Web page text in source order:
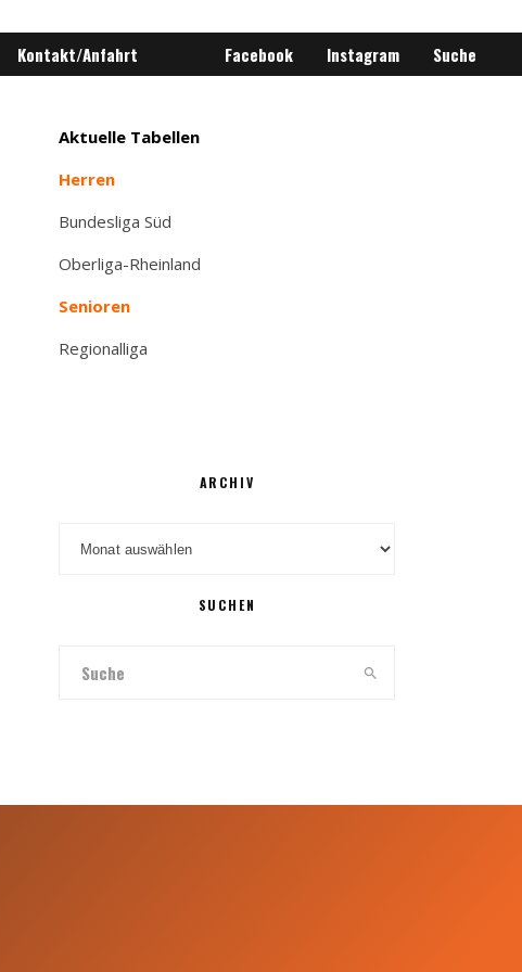
Kontakt/Anfahrt Facebook Instagram Suche
Aktuelle Tabellen
Herren
Bundesliga Süd
Oberliga-Rheinland
Senioren
Regionalliga
ARCHIV
SUCHEN